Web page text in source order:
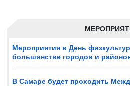
Мероприятия в День
большинстве городов и
В Самаре будет проходить